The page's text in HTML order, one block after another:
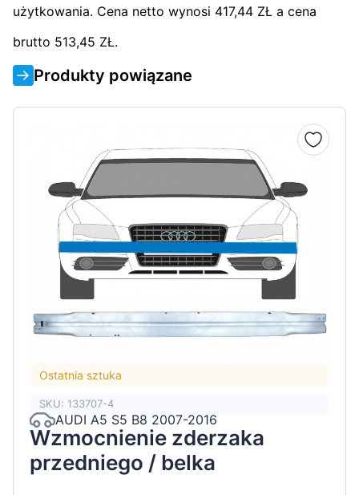
użytkowania. Cena netto wynosi 417,44 ZŁ a cena
brutto 513,45 ZŁ.
Produkty powiązane
Ostatnia sztuka
SKU: 133707-4
AUDI A5 S5 B8 2007-2016
Wzmocnienie zderzaka
przedniego / belka